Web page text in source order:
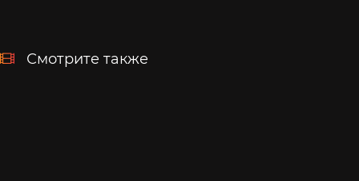
Смотрите также